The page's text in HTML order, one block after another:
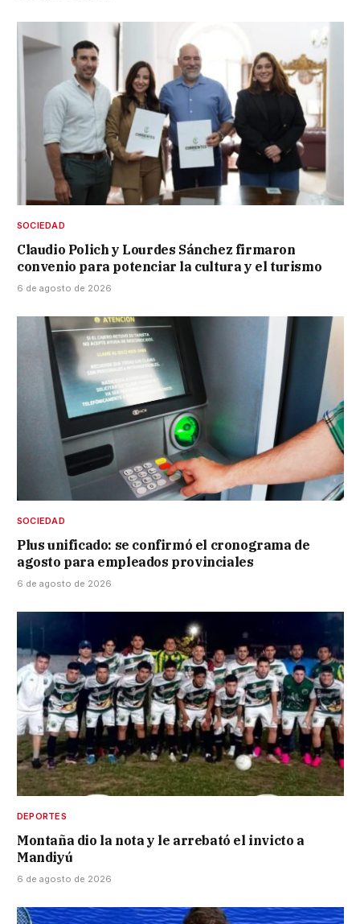
SOCIEDAD
Claudio Polich y Lourdes Sánchez firmaron
convenio para potenciar la cultura y el turismo
6 de agosto de 2026
SOCIEDAD
Plus unificado: se confirmó el cronograma de
agosto para empleados provinciales
6 de agosto de 2026
DEPORTES
Montaña dio la nota y le arrebató el invicto a
Mandiyú
6 de agosto de 2026